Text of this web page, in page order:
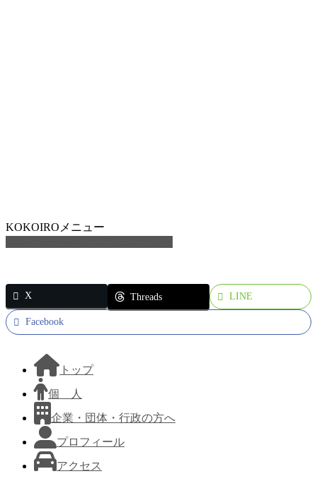
KOKOIROメニュー
Facebook
X Threads LINE
トップ
個 人
企業・団体・行政の方へ
プロフィール
アクセス